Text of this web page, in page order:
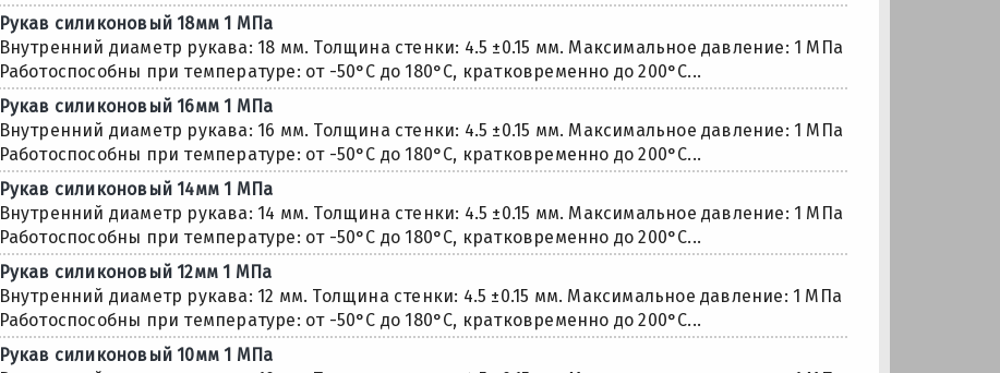
Рукaв силиконовый 18мм 1 МПа
Внутренний диаметр рукава: 18 мм. Толщина стенки: 4.5 ±0.15 мм. Максимальное давление: 1 МПа
Работоспособны при температуре: от -50°С до 180°С, кратковременно до 200°С...
Рукaв силиконовый 16мм 1 МПа
Внутренний диаметр рукава: 16 мм. Толщина стенки: 4.5 ±0.15 мм. Максимальное давление: 1 МПа
Работоспособны при температуре: от -50°С до 180°С, кратковременно до 200°С...
Рукaв силиконовый 14мм 1 МПа
Внутренний диаметр рукава: 14 мм. Толщина стенки: 4.5 ±0.15 мм. Максимальное давление: 1 МПа
Работоспособны при температуре: от -50°С до 180°С, кратковременно до 200°С...
Рукaв силиконовый 12мм 1 МПа
Внутренний диаметр рукава: 12 мм. Толщина стенки: 4.5 ±0.15 мм. Максимальное давление: 1 МПа
Работоспособны при температуре: от -50°С до 180°С, кратковременно до 200°С...
Рукaв силиконовый 10мм 1 МПа